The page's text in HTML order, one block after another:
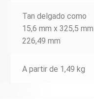
Tan delgado como
15,6 mm x 325,5
226,49 mm
A partir de 1,49 kg